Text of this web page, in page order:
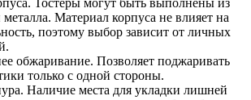
Материал корпуса не влияет на
поэтому выбор зависит от личных
обжаривание. Позволяет поджаривать
только с одной стороны.
Наличие места для укладки лишней